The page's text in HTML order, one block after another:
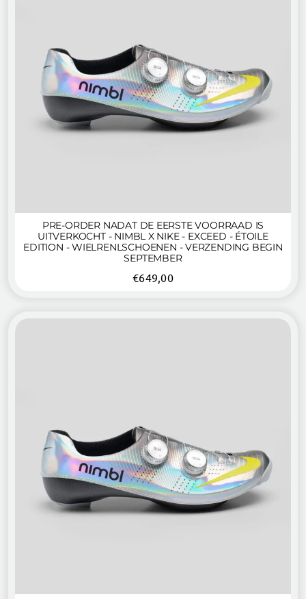
PRE-ORDER NADAT DE EERSTE VOORRAAD IS
UITVERKOCHT - NIMBL X NIKE - EXCEED - ÉTOILE
EDITION - WIELRENLSCHOENEN - VERZENDING BEGIN
SEPTEMBER
€649,00